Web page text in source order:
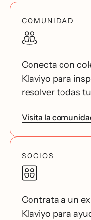
COMUNIDAD
Conecta con
Klaviyo para
resolver todas
Visita la
SOCIOS
Contrata a un
Klaviyo para